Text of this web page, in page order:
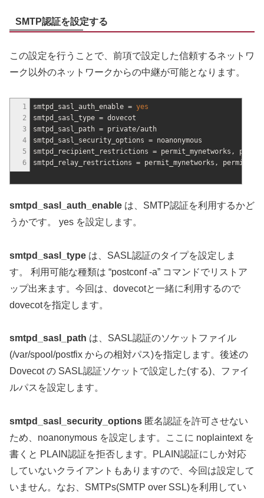
SMTP認証を設定する
この設定を行うことで、前項で設定した信頼するネットワ
ーク以外のネットワークからの中継が可能となります。
1
2
3
4
5
6
smtpd_sasl_auth_enable = yes
smtpd_sasl_type = dovecot
smtpd_sasl_path = private/auth
smtpd_sasl_security_options = noanonymous
smtpd_recipient_restrictions = permit_mynetworks,
smtpd_relay_restrictions = permit_mynetworks,
smtpd_sasl_auth_enable は、SMTP認証を利用するかど
うかです。 yes を設定します。
smtpd_sasl_type は、SASL認証のタイプを設定しま
す。 利用可能な種類は “postconf -a” コマンドでリストア
ップ出来ます。今回は、dovecotと一緒に利用するので
dovecotを指定します。
smtpd_sasl_path は、SASL認証のソケットファイル
(/var/spool/postfix からの相対パス)を指定します。後述の
Dovecot の SASL認証ソケットで設定した(する)、ファイ
ルパスを設定します。
smtpd_sasl_security_options 匿名認証を許可させない
ため、noanonymous を設定します。ここに noplaintext を
書くと PLAIN認証を拒否します。PLAIN認証にしか対応
していないクライアントもありますので、今回は設定して
いません。なお、SMTPs(SMTP over SSL)を利用してい